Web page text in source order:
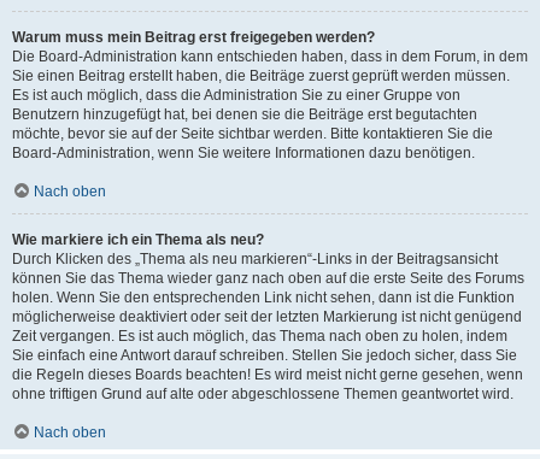
Warum muss mein Beitrag erst freigegeben werden?
Die Board-Administration kann entschieden haben, dass in dem Forum, in dem
Sie einen Beitrag erstellt haben, die Beiträge zuerst geprüft werden müssen.
Es ist auch möglich, dass die Administration Sie zu einer Gruppe von
Benutzern hinzugefügt hat, bei denen sie die Beiträge erst begutachten
möchte, bevor sie auf der Seite sichtbar werden. Bitte kontaktieren Sie die
Board-Administration, wenn Sie weitere Informationen dazu benötigen.
Nach oben
Wie markiere ich ein Thema als neu?
Durch Klicken des „Thema als neu markieren“-Links in der Beitragsansicht
können Sie das Thema wieder ganz nach oben auf die erste Seite des Forums
holen. Wenn Sie den entsprechenden Link nicht sehen, dann ist die Funktion
möglicherweise deaktiviert oder seit der letzten Markierung ist nicht genügend
Zeit vergangen. Es ist auch möglich, das Thema nach oben zu holen, indem
Sie einfach eine Antwort darauf schreiben. Stellen Sie jedoch sicher, dass Sie
die Regeln dieses Boards beachten! Es wird meist nicht gerne gesehen, wenn
ohne triftigen Grund auf alte oder abgeschlossene Themen geantwortet wird.
Nach oben